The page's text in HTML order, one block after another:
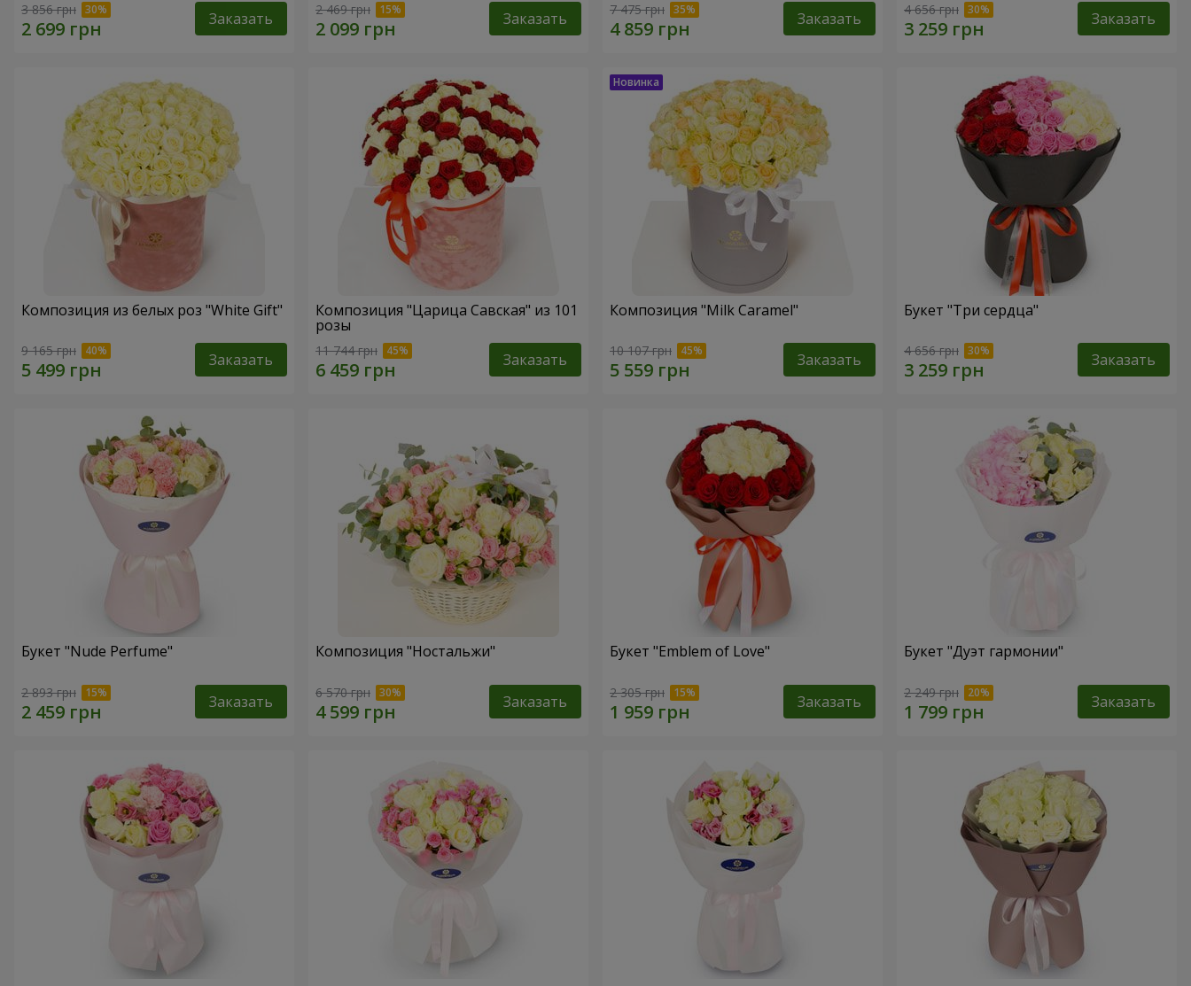
3 856 грн Заказать 2 469 грн Заказать 7 475 грн Заказать 4 656 грн Заказать
Композиция из белых роз "White Gift"
9 165 грн Заказать
Композиция "Царица Савская" из 101
розы
11 744 грн Заказать
Композиция "Milk Caramel"
10 107 грн Заказать
Букет "Три сердца"
4 656 грн Заказать
Букет "Nude Perfume"
2 893 грн Заказать
Композиция "Ностальжи"
6 570 грн Заказать
Букет "Emblem of Love"
2 305 грн Заказать
Букет "Дуэт гармонии"
2 249 грн Заказать